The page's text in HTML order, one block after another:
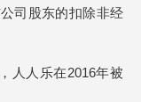
司股东的扣除非经
人人乐在2016年被